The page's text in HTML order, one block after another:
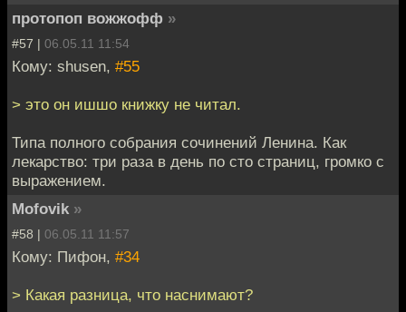
протопоп вожжофф »
#57 | 06.05.11 11:54
Кому: shusen, #55
> это он ишшо книжку не читал.
Типа полного собрания сочинений Ленина. Как
лекарство: три раза в день по сто страниц, громко с
выражением.
Mofovik »
#58 | 06.05.11 11:57
Кому: Пифон, #34
> Какая разница, что наснимают?